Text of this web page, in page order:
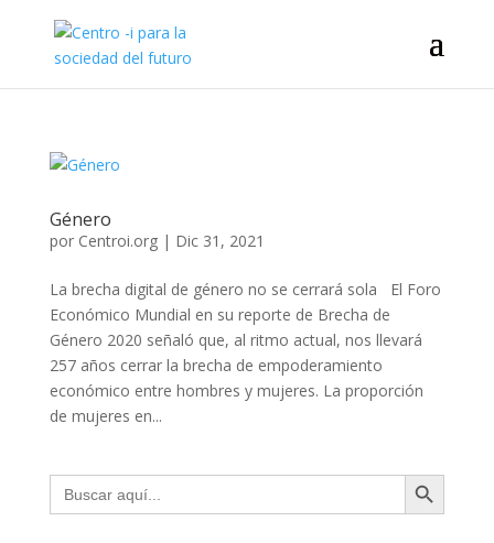
Género
por Centroi.org| Dic 31, 2021
La brecha digital de género no se cerrará sola El Foro
Económico Mundial en su reporte de Brecha de
Género 2020 señaló que, al ritmo actual, nos llevará
257 años cerrar la brecha de empoderamiento
económico entre hombres y mujeres. La proporción
de mujeres en...
Buscar: Botón de búsqueda